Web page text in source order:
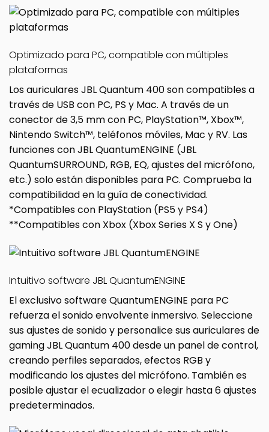
Optimizado para PC, compatible con múltiples
plataformas
Los auriculares JBL Quantum 400 son compatibles a
través de USB con PC, PS y Mac. A través de un
conector de 3,5 mm con PC, PlayStation™, Xbox™,
Nintendo Switch™, teléfonos móviles, Mac y RV. Las
funciones con JBL QuantumENGINE (JBL
QuantumSURROUND, RGB, EQ, ajustes del micrófono,
etc.) solo están disponibles para PC. Comprueba la
compatibilidad en la guía de conectividad.
*Compatibles con PlayStation (PS5 y PS4)
**Compatibles con Xbox (Xbox Series X S y One)
Intuitivo software JBL QuantumENGINE
El exclusivo software QuantumENGINE para PC
refuerza el sonido envolvente inmersivo. Seleccione
sus ajustes de sonido y personalice sus auriculares de
gaming JBL Quantum 400 desde un panel de control,
creando perfiles separados, efectos RGB y
modificando los ajustes del micrófono. También es
posible ajustar el ecualizador o elegir hasta 6 ajustes
predeterminados.